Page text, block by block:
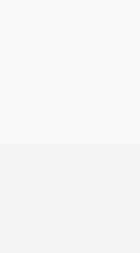
ふじみ野・鶴瀬